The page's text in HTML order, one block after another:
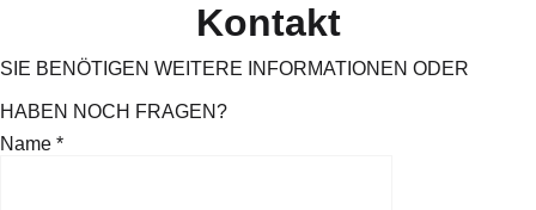
Kontakt
SIE BENÖTIGEN WEITERE INFORMATIONEN ODER
HABEN NOCH FRAGEN?
Name *